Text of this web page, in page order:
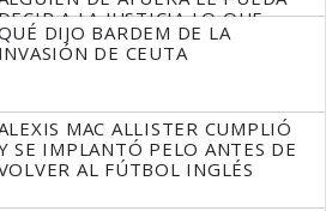
A LA JUSTICIA LO QUE
QUE HACER"
DIJO BARDEM DE LA
INVASIÓN DE CEUTA
MAC ALLISTER CUMPLIÓ
SE IMPLANTÓ PELO ANTES DE
AL FÚTBOL INGLÉS